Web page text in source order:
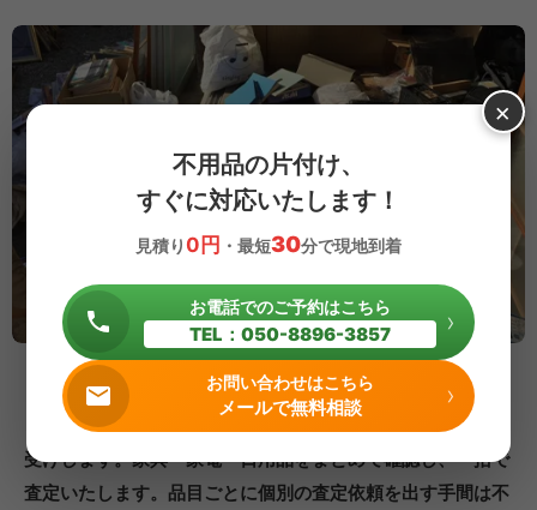
まとめて査定・一括買取対応
さまざまなジャンルの不用品が入り混じった状態でもお引き
受けします。家具・家電・日用品をまとめて確認し、一括で
査定いたします。品目ごとに個別の査定依頼を出す手間は不
×
不用品の片付け、
すぐに対応いたします！
見積り 0円 ・最短30分で現地到着
お電話でのご予約はこちら
TEL：050-8896-3857 ›
お問い合わせはこちら
メールで無料相談 ›